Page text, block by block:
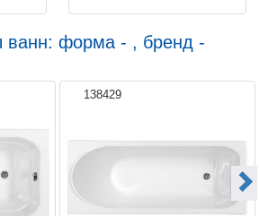
ванн: форма - , бренд -
138429